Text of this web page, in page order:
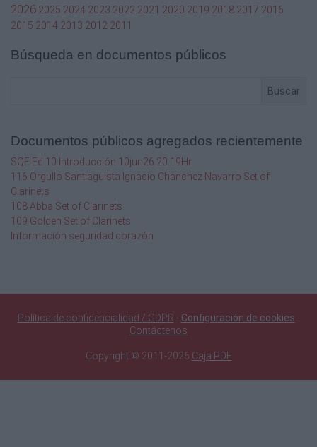
2026 2025 2024 2023 2022 2021 2020 2019 2018 2017 2016
2015 2014 2013 2012 2011
Búsqueda en documentos públicos
Buscar
Documentos públicos agregados recientemente
SQF Ed 10 Introducción 10jun26 20.19Hr
116 Orgullo Santiaguista Ignacio Chanchez Navarro Set of
Clarinets
108 Abba Set of Clarinets
109 Golden Set of Clarinets
Información seguridad corazón
Política de confidencialidad / GDPR - Configuración de cookies -
Contáctenos
Copyright © 2011-2026 Caja PDF